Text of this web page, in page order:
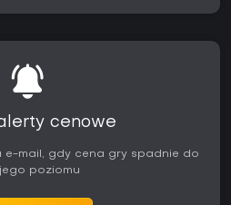
cenowe
e-mail, gdy cena gry spadnie do
poziomu